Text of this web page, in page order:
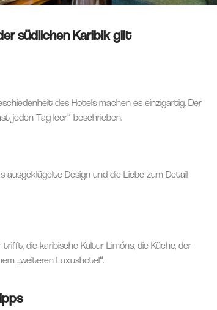
südlichen Karibik gilt
des Hotels machen es einzigartig. Der
jeden Tag leer“ beschrieben.
ausgeklügelte Design und die Liebe zum Detail
die karibische Kultur Limóns, die Küche, der
„weiteren Luxushotel“.